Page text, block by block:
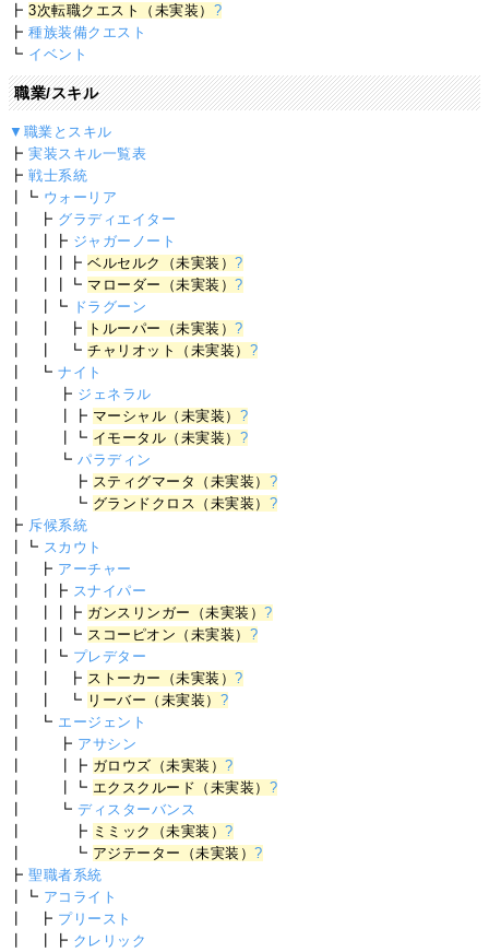
┣3次転職クエスト（未実装） ?
┣種族装備クエスト
┗ イベント
職業/スキル
▼職業とスキル
┣実装スキル一覧表
┣戦士系統
┃┗ ウォーリア
┃ ┣ グラディエイター
┃ ┃┣ ジャガーノート
┃ ┃┃┣ベルセルク（未実装）?
┃ ┃┃┗ マローダー（未実装）?
┃ ┃┗ ドラグーン
┃ ┃ ┣ トルーパー（未実装）?
┃ ┃ ┗チャリオット（未実装） ?
┃ ┗ナイト
┃ ┣ ジェネラル
┃ ┃┣ マーシャル（未実装） ?
┃ ┃┗ イモータル（未実装） ?
┃ ┗パラディン
┃ ┣ スティグマータ（未実装） ?
┃ ┗ グランドクロス（未実装） ?
┣ 斥候系統
┃┗ スカウト
┃ ┣ アーチャー
┃ ┃┣ スナイパー
┃ ┃┃┣ ガンスリンガー（未実装）?
┃ ┃┃┗ スコーピオン（未実装） ?
┃ ┃┗ プレデター
┃ ┃ ┣ ストーカー（未実装）?
┃ ┃ ┗ リーバー（未実装） ?
┃ ┗ エージェント
┃ ┣ アサシン
┃ ┃┣ ガロウズ（未実装）?
┃ ┃┗ エクスクルード（未実装） ?
┃ ┗ディスターバンス
┃ ┣ ミミック（未実装）?
┃ ┗ アジテーター（未実装）?
┣聖職者系統
┃┗ アコライト
┃ ┣ プリースト
┃ ┃┣ クレリック